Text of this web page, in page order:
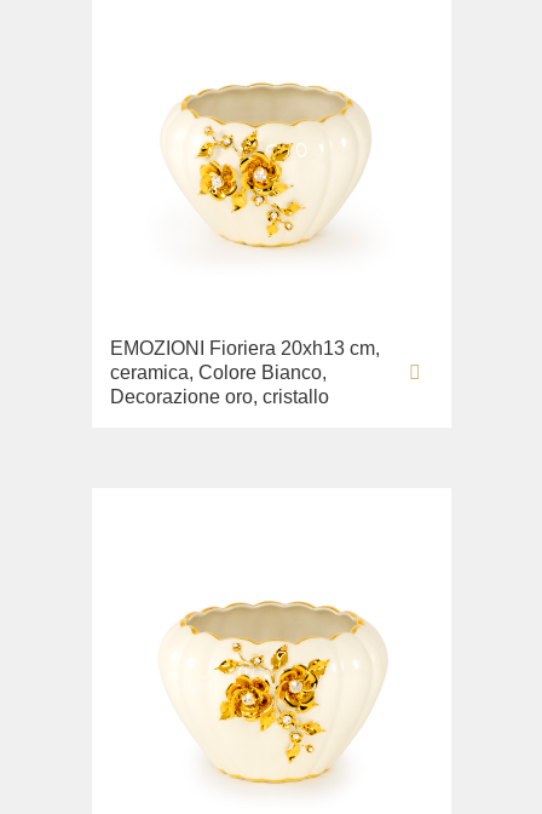
EMOZIONI Fioriera 20xh13 cm,
ceramica, Colore Bianco,
Decorazione oro, cristallo